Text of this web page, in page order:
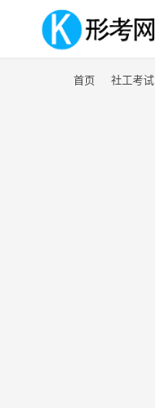
首页 社工考试